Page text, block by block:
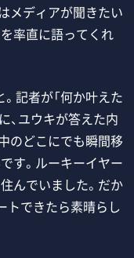
メディアが聞きたい
率直に語ってくれ
記者が「何か叶えた
、ユウキが答えた内
のどこにでも瞬間移
す。ルーキーイヤー
んでいました。だか
トできたら素晴らし